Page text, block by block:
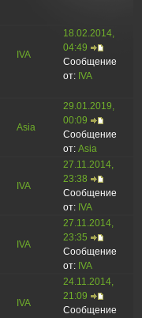
IVA
18.02.2014,
04:49
Сообщение
от: IVA
Asia
29.01.2019,
00:09
Сообщение
от: Asia
IVA
27.11.2014,
23:38
Сообщение
от: IVA
IVA
27.11.2014,
23:35
Сообщение
от: IVA
IVA
24.11.2014,
21:09
Сообщение